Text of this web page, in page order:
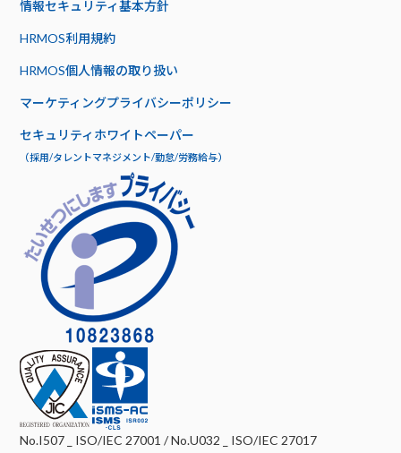
情報セキュリティ基本方針
HRMOS利用規約
HRMOS個人情報の取り扱い
マーケティングプライバシーポリシー
セキュリティホワイトペーパー
（採用/タレントマネジメント/勤怠/労務給与）
No.I507 _ ISO/IEC 27001 / No.U032 _ ISO/IEC 27017